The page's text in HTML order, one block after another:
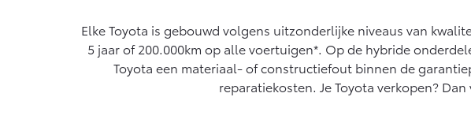
Vanaf € 27.945,-
Elke Toyota is gebouwd volgens uitzonderlijke niveaus van
5 jaar of 200.000km op alle voertuigen*. Op de hybride
Toyota een materiaal- of constructiefout binnen de
reparatiekosten. Je Toyota verkopen?